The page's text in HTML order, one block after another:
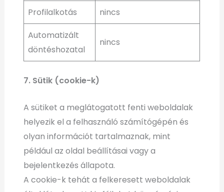
Profilalkotás
nincs
Automatizált
döntéshozatal
nincs
7. Sütik (cookie-k)
A sütiket a meglátogatott fenti weboldalak
helyezik el a felhasználó számítógépén és
olyan információt tartalmaznak, mint
például az oldal beállításai vagy a
bejelentkezés állapota.
A cookie-k tehát a felkeresett weboldalak